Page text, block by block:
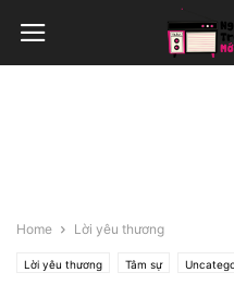
Home Lời yêu thương
Lời yêu thương Tâm sự